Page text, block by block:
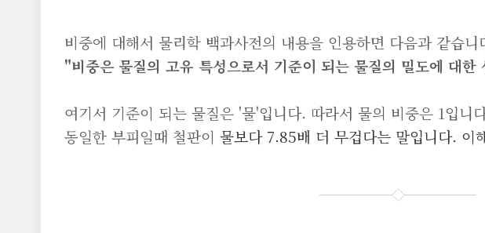
비중에 대해서 물리학 백과사전의 내용을 인용하면 다음과 같습니
"비중은 물질의 고유 특성으로서 기준이 되는 물질의 밀도에 대한
여기서 기준이 되는 물질은 '물'입니다. 따라서 물의 비중은 1입니
동일한 부피일때 철판이 물보다 7.85배 더 무겁다는 말입니다. 이